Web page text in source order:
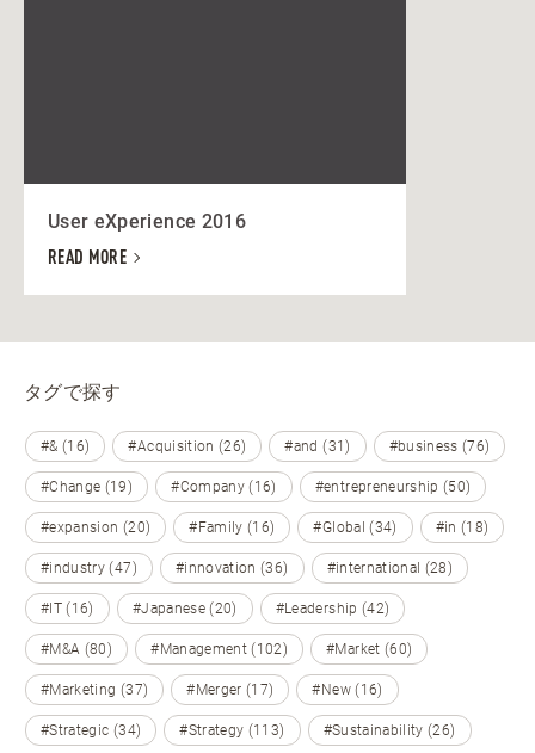
User eXperience 2016
READ MORE
タグで探す
#& (16) #Acquisition (26) #and (31) #business (76)
#Change (19) #Company (16) #entrepreneurship (50)
#expansion (20) #Family (16) #Global (34) #in (18)
#industry (47) #innovation (36) #international (28)
#IT (16) #Japanese (20) #Leadership (42)
#M&A (80) #Management (102) #Market (60)
#Marketing (37) #Merger (17) #New (16)
#Strategic (34) #Strategy (113) #Sustainability (26)